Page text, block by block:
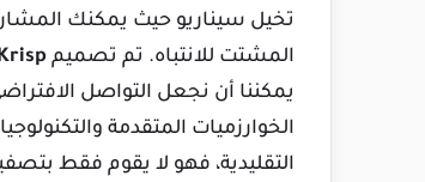
تخيل سيناريو حيث يمكنك
المشتت للانتباه. تم تصميم
يمكننا أن نجعل التواصل
الخوارزميات المتقدمة
التقليدية، فهو لا يقوم فقط